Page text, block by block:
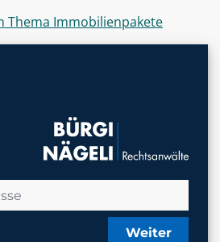
Thema Immobilienpakete
Weiter